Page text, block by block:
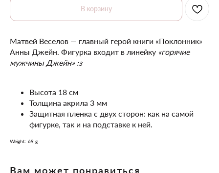
В корзину
Матвей Веселов ― главный герой книги «Поклонник»
Анны Джейн. Фигурка входит в линейку «горячие
мужчины Джейн» :з
Высота 18 см
Толщина акрила 3 мм
Защитная пленка с двух сторон: как на самой
фигурке, так и на подставке к ней.
Weight: 69 g
Вам может понравиться